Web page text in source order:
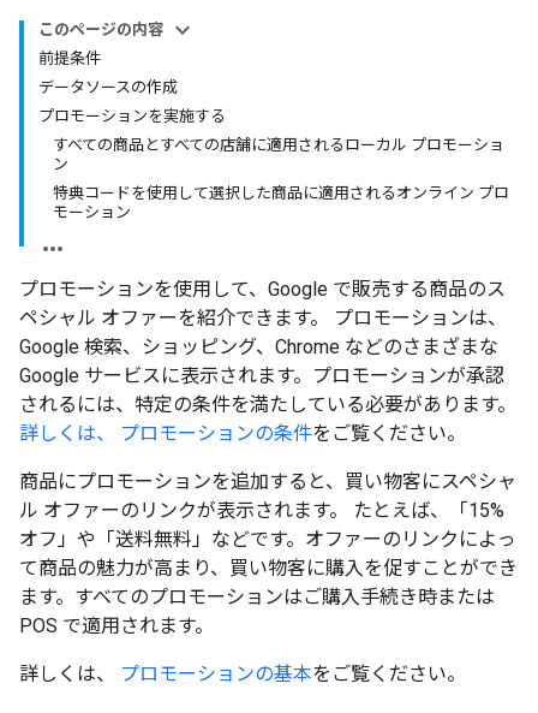
このページの内容
前提条件
データソースの作成
プロモーションを実施する
すべての商品とすべての店舗に適用されるローカル プロモーショ
ン
特典コードを使用して選択した商品に適用されるオンライン プロ
モーション
プロモーションを使用して、Google で販売する商品のス
ペシャル オファーを紹介できます。 プロモーションは、
Google 検索、ショッピング、Chrome などのさまざまな
Google サービスに表示されます。プロモーションが承認
されるには、特定の条件を満たしている必要があります。
詳しくは、 プロモーションの条件をご覧ください。
商品にプロモーションを追加すると、買い物客にスペシャ
ル オファーのリンクが表示されます。 たとえば、「15%
オフ」や「送料無料」などです。オファーのリンクによっ
て商品の魅力が高まり、買い物客に購入を促すことができ
ます。すべてのプロモーションはご購入手続き時または
POS で適用されます。
詳しくは、 プロモーションの基本をご覧ください。